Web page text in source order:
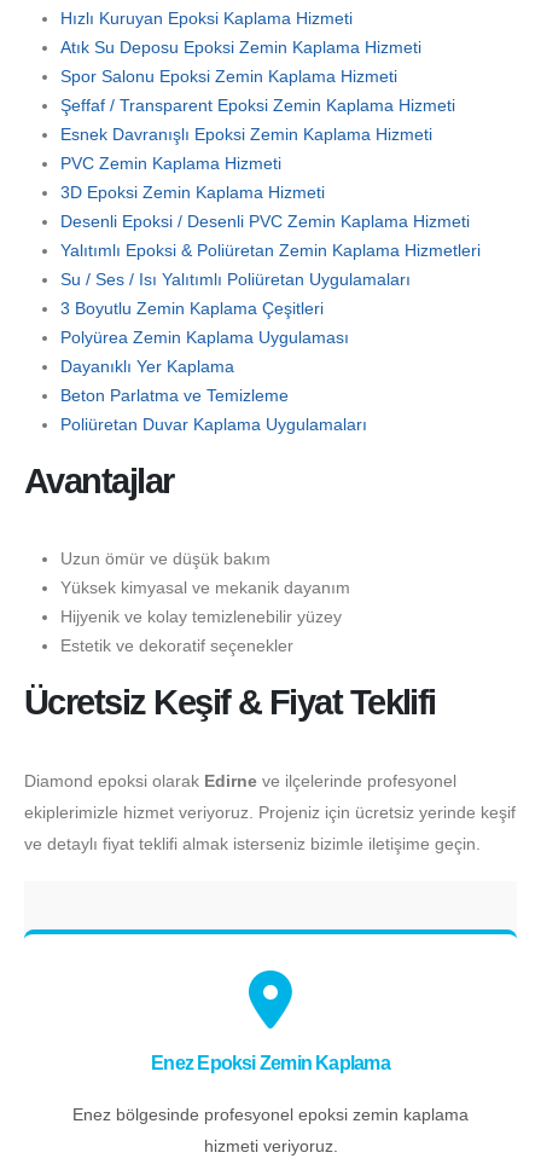
Hızlı Kuruyan Epoksi Kaplama Hizmeti
Atık Su Deposu Epoksi Zemin Kaplama Hizmeti
Spor Salonu Epoksi Zemin Kaplama Hizmeti
Şeffaf / Transparent Epoksi Zemin Kaplama Hizmeti
Esnek Davranışlı Epoksi Zemin Kaplama Hizmeti
PVC Zemin Kaplama Hizmeti
3D Epoksi Zemin Kaplama Hizmeti
Desenli Epoksi / Desenli PVC Zemin Kaplama Hizmeti
Yalıtımlı Epoksi & Poliüretan Zemin Kaplama Hizmetleri
Su / Ses / Isı Yalıtımlı Poliüretan Uygulamaları
3 Boyutlu Zemin Kaplama Çeşitleri
Polyürea Zemin Kaplama Uygulaması
Dayanıklı Yer Kaplama
Beton Parlatma ve Temizleme
Poliüretan Duvar Kaplama Uygulamaları
Avantajlar
Uzun ömür ve düşük bakım
Yüksek kimyasal ve mekanik dayanım
Hijyenik ve kolay temizlenebilir yüzey
Estetik ve dekoratif seçenekler
Ücretsiz Keşif & Fiyat Teklifi
Diamond epoksi olarak Edirne ve ilçelerinde profesyonel
ekiplerimizle hizmet veriyoruz. Projeniz için ücretsiz yerinde keşif
ve detaylı fiyat teklifi almak isterseniz bizimle iletişime geçin.
Enez Epoksi Zemin Kaplama
Enez bölgesinde profesyonel epoksi zemin kaplama
hizmeti veriyoruz.